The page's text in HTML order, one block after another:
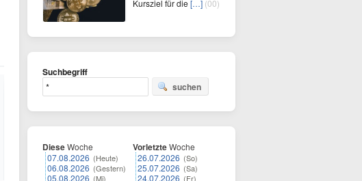
Kursziel für die […] (00)
Suchbegriff
suchen
DieseWoche
07.08.2026 (Heute)
06.08.2026 (Gestern)
05.08.2026 (Mi)
VorletzteWoche
26.07.2026 (So)
25.07.2026 (Sa)
24.07.2026 (Fr)